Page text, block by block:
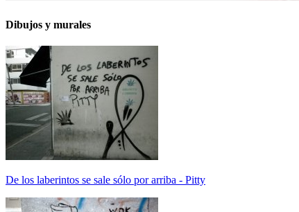
Dibujos y murales
De los laberintos se sale sólo por arriba - Pitty